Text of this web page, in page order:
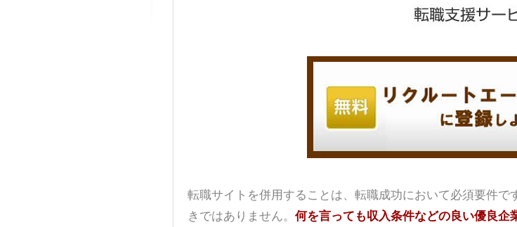
転職サイトを併用することは、転職成功において必須要件
きではありません。 何を言っても収入条件などの良い優良企